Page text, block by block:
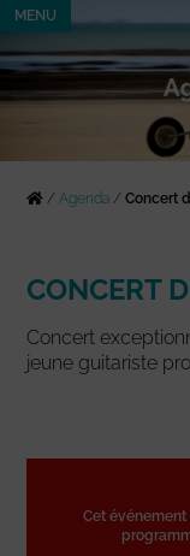
MENU
/Agenda /Concert
CONCERT
Concert
jeune guitariste
Cet